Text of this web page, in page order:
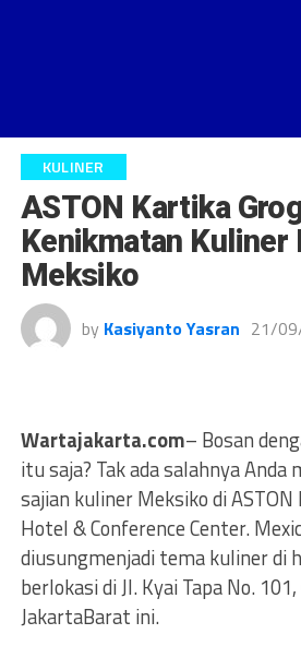
KULINER
ASTON Kartika
Kenikmatan Kuliner
Meksiko
by Kasiyanto Yasran 21/
Wartajakarta.com– Bosan
itu saja? Tak ada salahnya Anda
sajian kuliner Meksiko di
Hotel & Conference Center.
diusungmenjadi tema kuliner di
berlokasi di Jl. Kyai Tapa No.
JakartaBarat ini.